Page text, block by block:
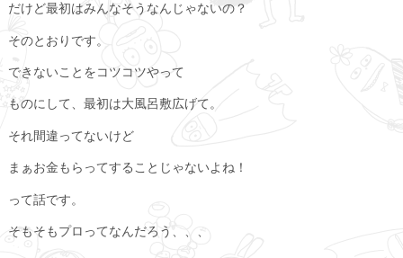
だけど最初はみんなそうなんじゃないの？
そのとおりです。
できないことをコツコツやって
ものにして、最初は大風呂敷広げて。
それ間違ってないけど
まぁお金もらってすることじゃないよね！
って話です。
そもそもプロってなんだろう、、、